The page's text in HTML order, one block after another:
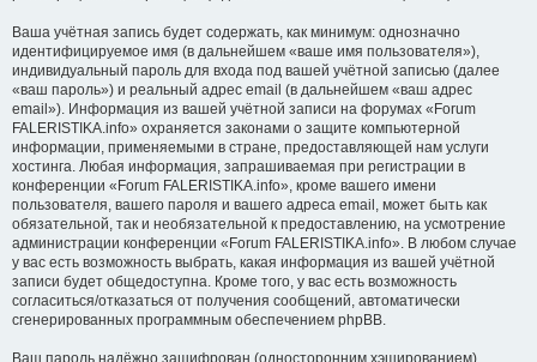
Ваша учётная запись будет содержать, как минимум: однозначно
идентифицируемое имя (в дальнейшем «ваше имя пользователя»),
индивидуальный пароль для входа под вашей учётной записью (далее
«ваш пароль») и реальный адрес email (в дальнейшем «ваш адрес
email»). Информация из вашей учётной записи на форумах «Forum
FALERISTIKA.info» охраняется законами о защите компьютерной
информации, применяемыми в стране, предоставляющей нам услуги
хостинга. Любая информация, запрашиваемая при регистрации в
конференции «Forum FALERISTIKA.info», кроме вашего имени
пользователя, вашего пароля и вашего адреса email, может быть как
обязательной, так и необязательной к предоставлению, на усмотрение
администрации конференции «Forum FALERISTIKA.info». В любом случае
у вас есть возможность выбрать, какая информация из вашей учётной
записи будет общедоступна. Кроме того, у вас есть возможность
согласиться/отказаться от получения сообщений, автоматически
сгенерированных программным обеспечением phpBB.
Ваш пароль надёжно зашифрован (односторонним хэшированием).